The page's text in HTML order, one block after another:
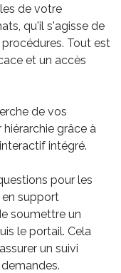
de votre
qu'il s'agisse de
Tout est
et un accès
de vos
grâce à
intégré.
pour les
en support
soumettre un
le portail. Cela
un suivi